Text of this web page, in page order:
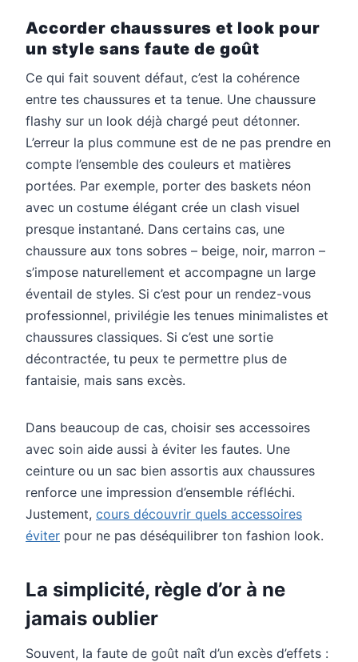
Accorder chaussures et look pour
un style sans faute de goût
Ce qui fait souvent défaut, c’est la cohérence
entre tes chaussures et ta tenue. Une chaussure
flashy sur un look déjà chargé peut détonner.
L’erreur la plus commune est de ne pas prendre en
compte l’ensemble des couleurs et matières
portées. Par exemple, porter des baskets néon
avec un costume élégant crée un clash visuel
presque instantané. Dans certains cas, une
chaussure aux tons sobres – beige, noir, marron –
s’impose naturellement et accompagne un large
éventail de styles. Si c’est pour un rendez-vous
professionnel, privilégie les tenues minimalistes et
chaussures classiques. Si c’est une sortie
décontractée, tu peux te permettre plus de
fantaisie, mais sans excès.
Dans beaucoup de cas, choisir ses accessoires
avec soin aide aussi à éviter les fautes. Une
ceinture ou un sac bien assortis aux chaussures
renforce une impression d’ensemble réfléchi.
Justement, cours découvrir quels accessoires
éviter pour ne pas déséquilibrer ton fashion look.
La simplicité, règle d’or à ne
jamais oublier
Souvent, la faute de goût naît d’un excès d’effets :